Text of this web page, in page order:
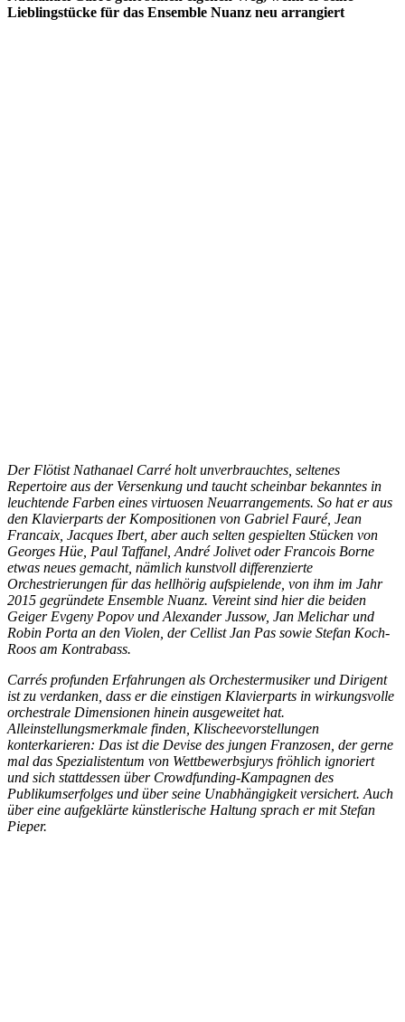
Lieblingstücke für das Ensemble Nuanz neu arrangiert
Der Flötist Nathanael Carré holt unverbrauchtes, seltenes
Repertoire aus der Versenkung und taucht scheinbar bekanntes in
leuchtende Farben eines virtuosen Neuarrangements. So hat er aus
den Klavierparts der Kompositionen von Gabriel Fauré, Jean
Francaix, Jacques Ibert, aber auch selten gespielten Stücken von
Georges Hüe, Paul Taffanel, André Jolivet oder Francois Borne
etwas neues gemacht, nämlich kunstvoll differenzierte
Orchestrierungen für das hellhörig aufspielende, von ihm im Jahr
2015 gegründete Ensemble Nuanz. Vereint sind hier die beiden
Geiger Evgeny Popov und Alexander Jussow, Jan Melichar und
Robin Porta an den Violen, der Cellist Jan Pas sowie Stefan Koch-
Roos am Kontrabass.
Carrés profunden Erfahrungen als Orchestermusiker und Dirigent
ist zu verdanken, dass er die einstigen Klavierparts in wirkungsvolle
orchestrale Dimensionen hinein ausgeweitet hat.
Alleinstellungsmerkmale finden, Klischeevorstellungen
konterkarieren: Das ist die Devise des jungen Franzosen, der gerne
mal das Spezialistentum von Wettbewerbsjurys fröhlich ignoriert
und sich stattdessen über Crowdfunding-Kampagnen des
Publikumserfolges und über seine Unabhängigkeit versichert. Auch
über eine aufgeklärte künstlerische Haltung sprach er mit Stefan
Pieper.